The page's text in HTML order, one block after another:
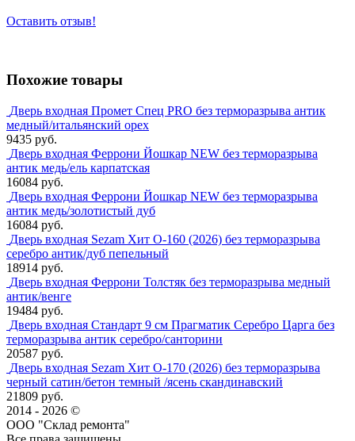
Оставить отзыв!
Похожие товары
Дверь входная Промет Спец PRO без терморазрыва антик
медный/итальянский орех
9435 руб.
Дверь входная Феррони Йошкар NEW без терморазрыва
антик медь/ель карпатская
16084 руб.
Дверь входная Феррони Йошкар NEW без терморазрыва
антик медь/золотистый дуб
16084 руб.
Дверь входная Sezam Хит О-160 (2026) без терморазрыва
серебро антик/дуб пепельный
18914 руб.
Дверь входная Феррони Толстяк без терморазрыва медный
антик/венге
19484 руб.
Дверь входная Стандарт 9 см Прагматик Серебро Царга без
терморазрыва антик серебро/санторини
20587 руб.
Дверь входная Sezam Хит О-170 (2026) без терморазрыва
черный сатин/бетон темный /ясень скандинавский
21809 руб.
2014 - 2026 ©
ООО "Склад ремонта"